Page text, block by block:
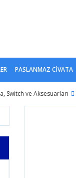
PASLANMAZ CİVATA
Switch ve Aksesuarları